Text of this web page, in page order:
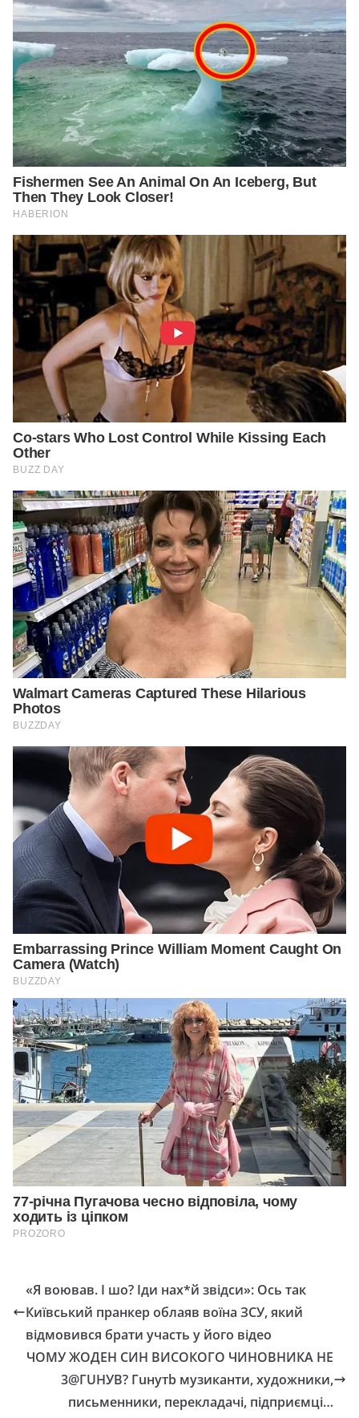
«Я воював. І шо? Іди нах*й звідси»: Ось так
Київський пранкер облаяв воїна ЗСУ, який
відмовився брати участь у його відео
ЧОМУ ЖОДЕН СИН ВИСОКОГО ЧИНОВНИКА НЕ
3@ГUНУВ? Гuнутb музиканти, художники,
письменники, перекладачі, підприємці…